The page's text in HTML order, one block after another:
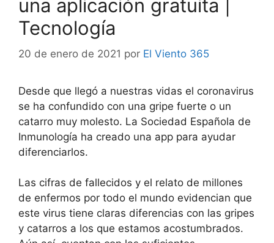
una aplicación gratuita |
Tecnología
20 de enero de 2021 por El Viento 365
Desde que llegó a nuestras vidas el coronavirus
se ha confundido con una gripe fuerte o un
catarro muy molesto. La Sociedad Española de
Inmunología ha creado una app para ayudar
diferenciarlos.
Las cifras de fallecidos y el relato de millones
de enfermos por todo el mundo evidencian que
este virus tiene claras diferencias con las gripes
y catarros a los que estamos acostumbrados.